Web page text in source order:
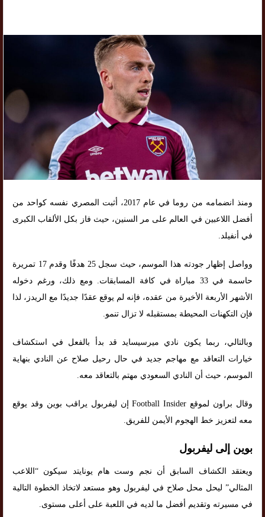
ومنذ انضمامه من روما في عام 2017، أثبت المصري نفسه كواحد من
أفضل اللاعبين في العالم على مر السنين، حيث فاز بكل الألقاب الكبرى
في أنفيلد.
وواصل إظهار جودته هذا الموسم، حيث سجل 25 هدفًا وقدم 17 تمريرة
حاسمة في 33 مباراة في كافة المسابقات. ومع ذلك، ورغم دخوله
الأشهر الأربعة الأخيرة من عقده، فإنه لم يوقع عقدًا جديدًا مع الريدز، لذا
فإن التكهنات المحيطة بمستقبله لا تزال تنمو.
وبالتالي، ربما يكون نادي ميرسيسايد قد بدأ بالفعل في استكشاف
خيارات التعاقد مع مهاجم جديد في حال رحيل صلاح عن النادي بنهاية
الموسم، حيث أن النادي السعودي مهتم بالتعاقد معه.
وقال براون لموقع Football Insider إن ليفربول يراقب بوين وقد يوقع
معه لتعزيز خط الهجوم الأيمن للفريق.
بوين إلى ليفربول
ويعتقد الكشاف السابق أن نجم وست هام يونايتد سيكون “اللاعب
المثالي” ليحل محل صلاح في ليفربول وهو مستعد لاتخاذ الخطوة التالية
في مسيرته وتقديم أفضل ما لديه في اللعبة على أعلى مستوى.